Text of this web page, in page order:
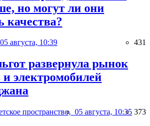
но могут ли они
качества?
05 августа, 10:39 431
развернула рынок
и электромобилей
пространство, 05 августа, 10:35 373